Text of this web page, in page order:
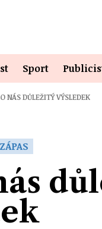
Sport
NÁS DŮLEŽITÝ VÝSLEDEK